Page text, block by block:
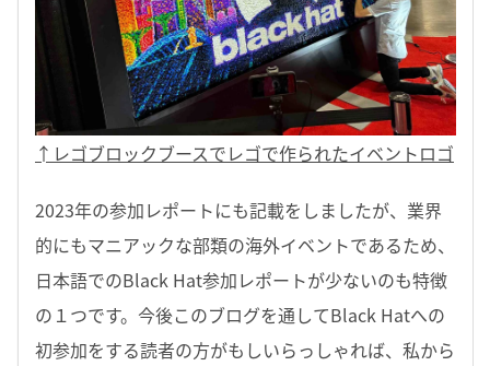
↑レゴブロックブースでレゴで作られたイベントロゴ
2023年の参加レポートにも記載をしましたが、業界
的にもマニアックな部類の海外イベントであるため、
日本語でのBlack Hat参加レポートが少ないのも特徴
の１つです。今後このブログを通してBlack Hatへの
初参加をする読者の方がもしいらっしゃれば、私から